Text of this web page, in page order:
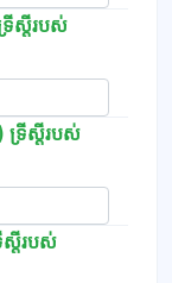
រីស្ដីរបស់
ទ្រីស្ដីរបស់
ស្ដីរបស់